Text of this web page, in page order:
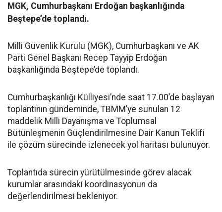
MGK, Cumhurbaşkanı Erdoğan başkanlığında
Beştepe’de toplandı.
Milli Güvenlik Kurulu (MGK), Cumhurbaşkanı ve AK
Parti Genel Başkanı Recep Tayyip Erdoğan
başkanlığında Beştepe’de toplandı.
Cumhurbaşkanlığı Külliyesi’nde saat 17.00’de başlayan
toplantının gündeminde, TBMM’ye sunulan 12
maddelik Milli Dayanışma ve Toplumsal
Bütünleşmenin Güçlendirilmesine Dair Kanun Teklifi
ile çözüm sürecinde izlenecek yol haritası bulunuyor.
Toplantıda sürecin yürütülmesinde görev alacak
kurumlar arasındaki koordinasyonun da
değerlendirilmesi bekleniyor.